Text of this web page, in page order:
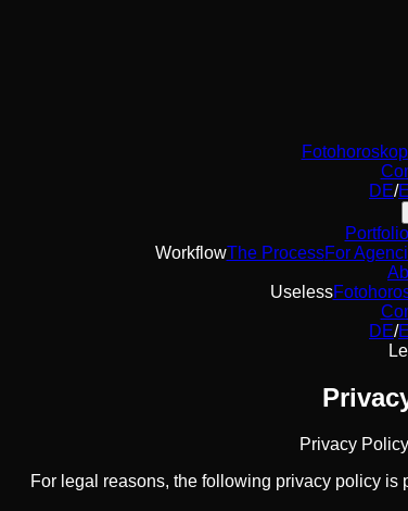
Fotohoroskop
DE/
Portfolio
WorkflowThe ProcessFor
Useless
DE/
Privacy
For legal reasons, the following privacy policy